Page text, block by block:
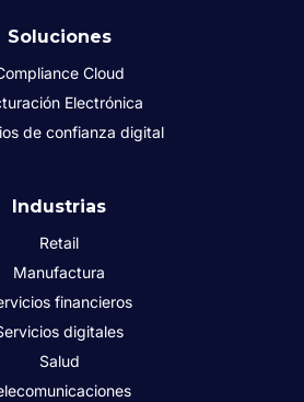
Soluciones
Cloud
Electrónica
de confianza digital
Industrias
Retail
Manufactura
financieros
digitales
Salud